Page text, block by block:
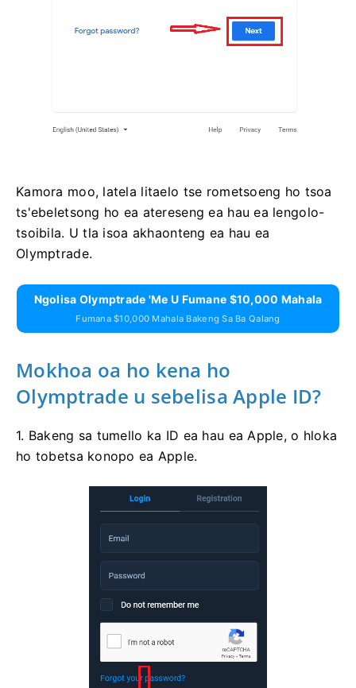
Kamora moo, latela litaelo tse rometsoeng ho tsoa
ts'ebeletsong ho ea atereseng ea hau ea lengolo-
tsoibila. U tla isoa akhaonteng ea hau ea
Olymptrade.
Ngolisa Olymptrade 'me U Fumane $10,000 Mahala
Fumana $10,000 Mahala Bakeng Sa Ba Qalang
Mokhoa oa ho kena ho
Olymptrade u sebelisa Apple ID?
1. Bakeng sa tumello ka ID ea hau ea Apple, o hloka
ho tobetsa konopo ea Apple.